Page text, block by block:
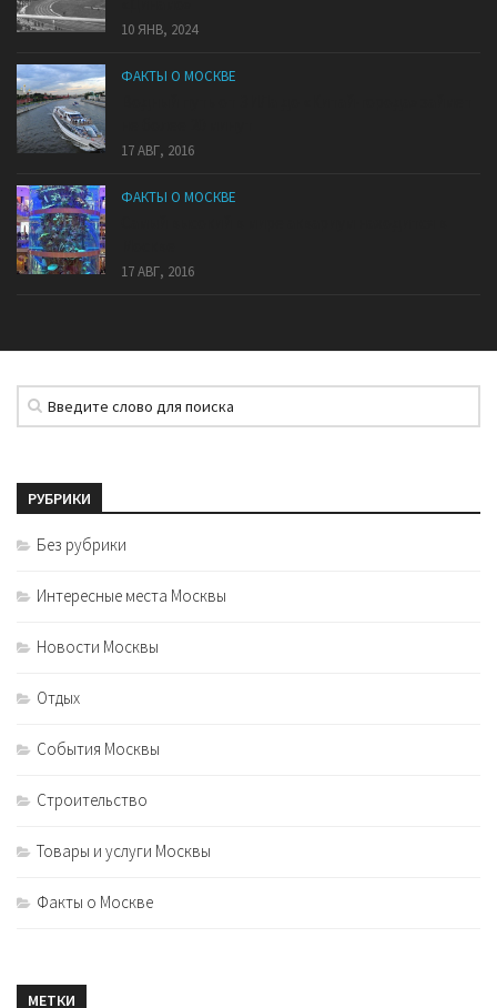
10 ЯНВ, 2024
ФАКТЫ О МОСКВЕ
17 АВГ, 2016
ФАКТЫ О МОСКВЕ
17 АВГ, 2016
РУБРИКИ
Без рубрики
Интересные места Москвы
Новости Москвы
Отдых
События Москвы
Строительство
Товары и услуги Москвы
Факты о Москве
МЕТКИ